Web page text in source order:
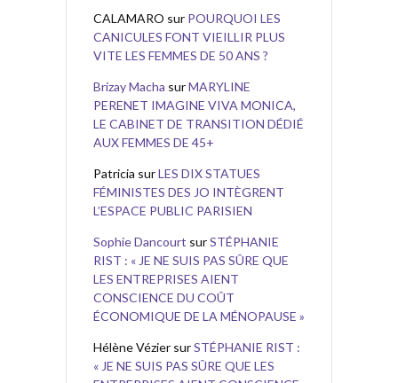
CALAMARO sur POURQUOI LES
CANICULES FONT VIEILLIR PLUS
VITE LES FEMMES DE 50 ANS ?
Brizay Macha surMARYLINE
PERENET IMAGINE VIVA MONICA,
LE CABINET DE TRANSITION DÉDIÉ
AUX FEMMES DE 45+
Patricia surLES DIX STATUES
FÉMINISTES DES JO INTÈGRENT
L’ESPACE PUBLIC PARISIEN
Sophie Dancourt surSTÉPHANIE
RIST : « JE NE SUIS PAS SÛRE QUE
LES ENTREPRISES AIENT
CONSCIENCE DU COÛT
ÉCONOMIQUE DE LA MÉNOPAUSE »
Hélène Vézier surSTÉPHANIE RIST :
« JE NE SUIS PAS SÛRE QUE LES